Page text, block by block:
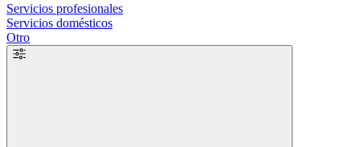
Servicios profesionales
Servicios domésticos
Otro